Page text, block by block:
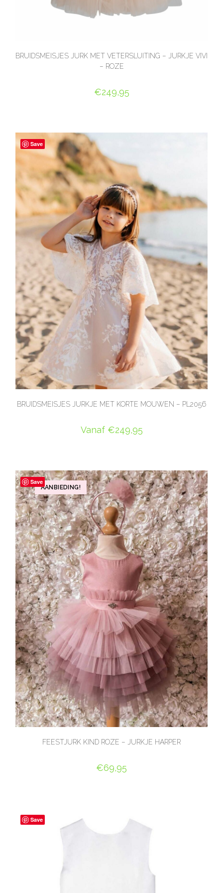
BRUIDSMEISJES JURK MET VETERSLUITING – JURKJE VIVI
– ROZE
€249,95
Save
BRUIDSMEISJES JURKJE MET KORTE MOUWEN – PL2056
Vanaf €249,95
Save
AANBIEDING!
FEESTJURK KIND ROZE – JURKJE HARPER
€69,95
Save